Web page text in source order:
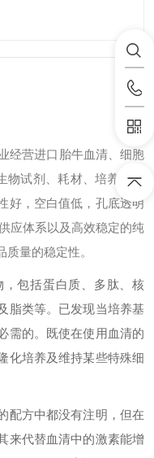
经营进口胎牛血清、细胞
物试剂、耗材、培养基、
好，空白值低，孔底透明
应体系以及高效稳定的纯
量的稳定性。
包括蛋白质、多肽、核
脂类等。已发现当培养基
需的。既使在使用血清的
化培养及维持某些特殊细
配方中都没有注明，但在
来代替血清中的激素能增